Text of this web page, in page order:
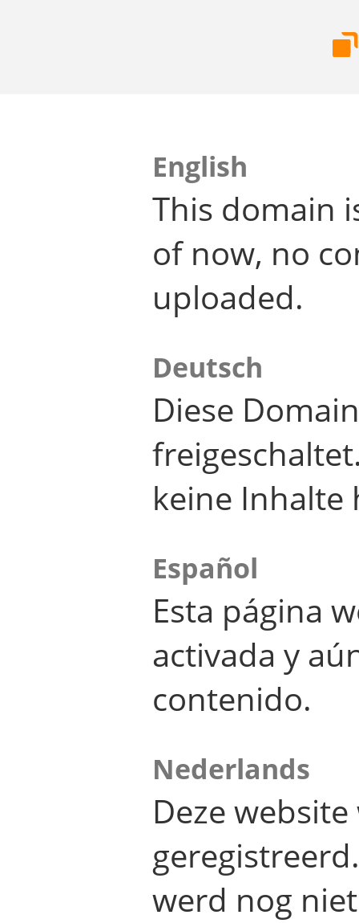
English
This domain
of now, no
uploaded.
Deutsch
Diese
keine Inhalte
Español
Esta página
activada y
contenido.
Nederlands
Deze
werd nog